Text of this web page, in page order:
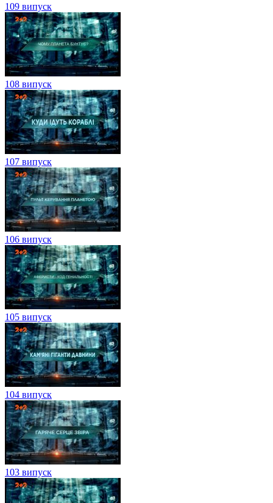
109 випуск
108 випуск
107 випуск
106 випуск
105 випуск
104 випуск
103 випуск